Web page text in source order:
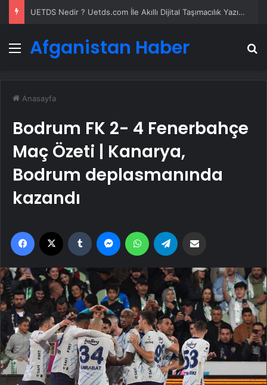
UETDS Nedir ? Uetds.com İle Akıllı Dijital Taşımacılık Yazılımı
Menü
Afganistan Haber
Anasayfa
Bodrum FK 2- 4 Fenerbahçe
Maç Özeti | Kanarya,
Bodrum deplasmanında
kazandı
Facebook Tumblr MessengerWhatsApp